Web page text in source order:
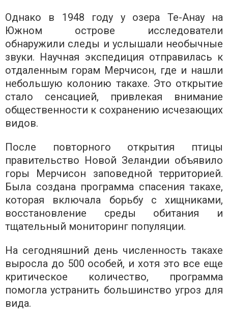
Однако в 1948 году у озера Те-Анау на
Южном острове исследователи
обнаружили следы и услышали необычные
звуки. Научная экспедиция отправилась к
отдаленным горам Мерчисон, где и нашли
небольшую колонию такахе. Это открытие
стало сенсацией, привлекая внимание
общественности к сохранению исчезающих
видов.
После повторного открытия птицы
правительство Новой Зеландии объявило
горы Мерчисон заповедной территорией.
Была создана программа спасения такахе,
которая включала борьбу с хищниками,
восстановление среды обитания и
тщательный мониторинг популяции.
На сегодняшний день численность такахе
выросла до 500 особей, и хотя это все еще
критическое количество, программа
помогла устранить большинство угроз для
вида.